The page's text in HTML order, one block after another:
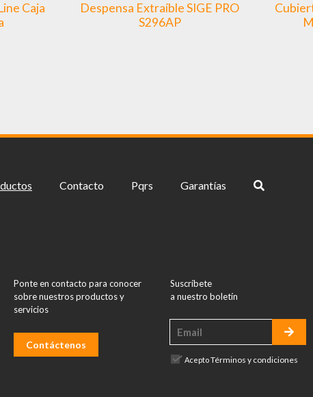
Caja
Despensa Extraíble SIGE PRO
S296AP
Contacto Pqrs Garantías
Ponte en contacto para conocer
sobre nuestros productos y
servicios
Contáctenos
Suscríbete
a nuestro boletín
AceptoTérminos y condiciones